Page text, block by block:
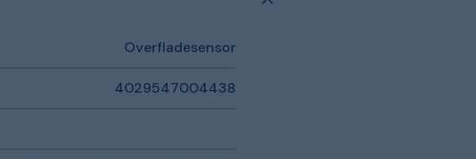
Overfladesensor
4029547004438